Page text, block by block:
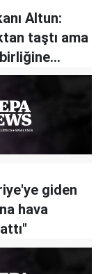
Altun:
taştı ama
giden
hava